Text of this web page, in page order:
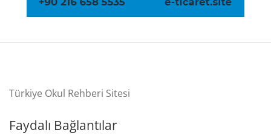
Türkiye Okul Rehberi Sitesi
Faydalı Bağlantılar